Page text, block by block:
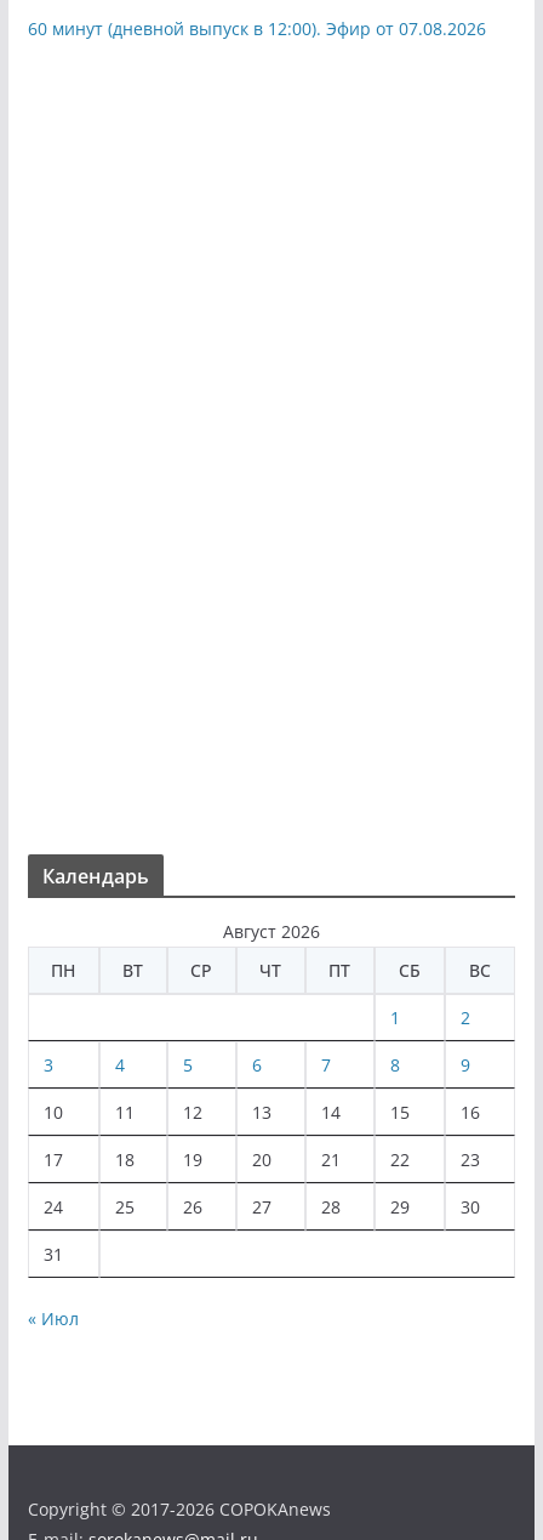
60 минут (дневной выпуск в 12:00). Эфир от 07.08.2026
Календарь
Август 2026
ПН
ВТ СР ЧТ ПТ СБ ВС
1 2
3 4 5 6 7 8 9
10 11 12 13 14 15 16
17 18 19 20 21 22 23
24 25 26 27 28 29 30
31
« Июл
Copyright © 2017-2026 COPOKAnews